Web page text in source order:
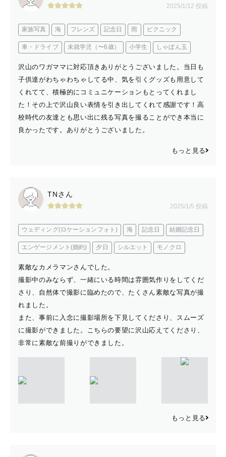
2025/1/12 投稿
家族写真 海 フレンズ 記念日 雨 ピクニック
車・ドライブ 未就学児（〜6歳） 小学生 しゃぼん玉
沢山のワガママに対応頂きありがとうございました。当日も
子供達がわちゃわちゃしてる中、気を引くグッズも用意して
くれてて、積極的にコミュニケーションもとってくれまし
た！その上で沢山良い表情を引き出してくれて感謝です！高
校時代の友達とも思い出に残る写真を撮ることができ本当に
良かったです。ありがとうございました。
もっと見る
TNさん
2025/1/5 投稿
ウェディング(ロケーションフォト) 海 記念日 結婚記念日
エンゲージメント(婚約) 夕日 シルエット モノクロ
素敵なカメラマンさんでした。
撮影中のみならず、一緒にいる時間は雰囲気作りをしてくだ
さり、自然体で撮影に臨めたので、たくさん素敵な写真が撮
れました。
また、事前に入念に撮影場所を下見してくださり、スムーズ
に撮影ができました。こちらの要望に沢山応えてくださり、
非常に素敵な前撮りができました。
もっと見る